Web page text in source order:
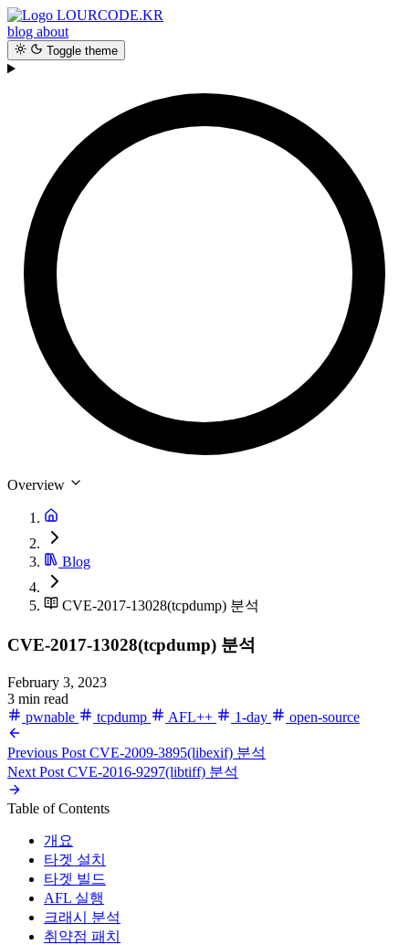
LOURCODE.KR
blog about
Toggle theme
Overview
Blog
CVE-2017-13028(tcpdump) 분석
CVE-2017-13028(tcpdump) 분석
February 3, 2023
3 min read
pwnable
tcpdump AFL++ 1-day open-source
Previous Post CVE-2009-3895(libexif) 분석
Next Post CVE-2016-9297(libtiff) 분석
Table of Contents
개요
타겟 설치
타겟 빌드
AFL 실행
크래시 분석
취약점 패치